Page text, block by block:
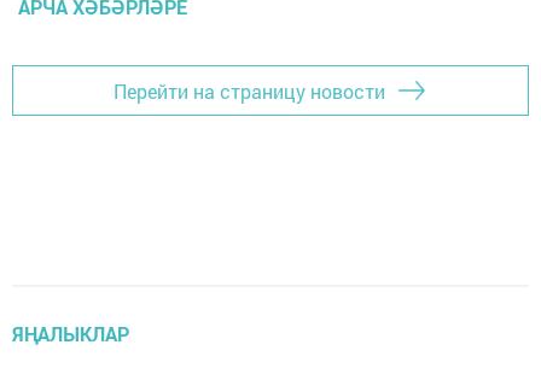
АРЧА ХӘБӘРЛӘРЕ
Перейти на страницу новости
ЯҢАЛЫКЛАР